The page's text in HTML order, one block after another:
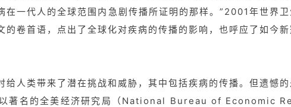
在一代人的全球范围内急剧传播所证明的那样。”2001年世界
的卷首语，点出了全球化对疾病的传播的影响，也呼应了如今
给人类带来了潜在挑战和威胁，其中包括疾病的传播。但遗憾
以著名的全美经济研究局（National Bureau of Economic